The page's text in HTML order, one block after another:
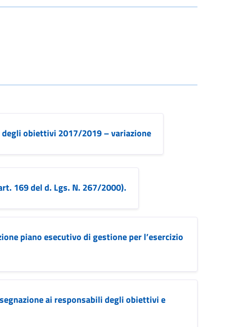
obiettivi 2017/2019 – variazione
169 del d. Lgs. N. 267/2000).
piano esecutivo di gestione per l’esercizio
ai responsabili degli obiettivi e